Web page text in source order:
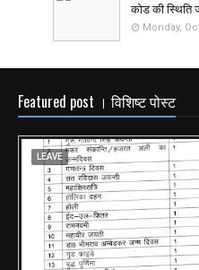
कोड की स्थिति
Monday,
Featured post । विशिष्ट पोस्ट
LEAVE